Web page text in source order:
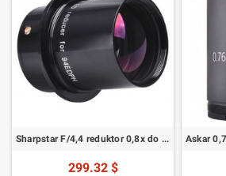
Sharpstar F/4,4 reduktor 0,8x do 94 EDPH
299.32 $